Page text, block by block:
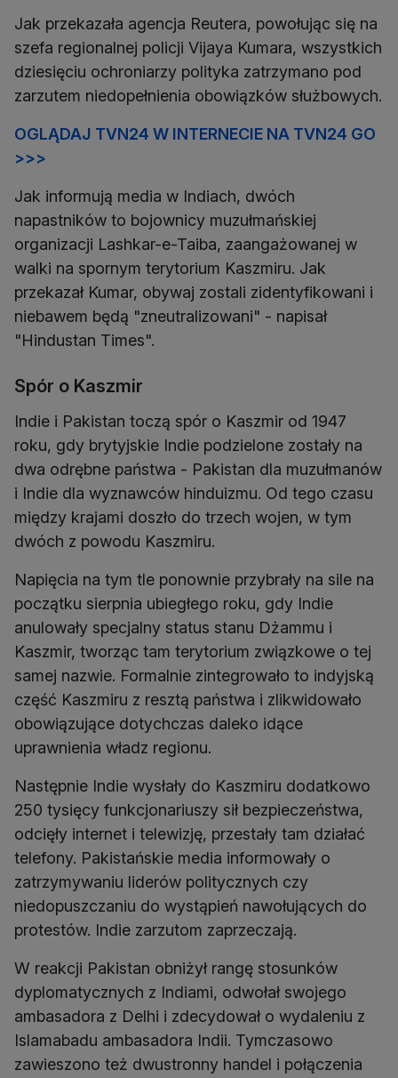
Jak przekazała agencja Reutera, powołując się na
szefa regionalnej policji Vijaya Kumara, wszystkich
dziesięciu ochroniarzy polityka zatrzymano pod
zarzutem niedopełnienia obowiązków służbowych.
OGLĄDAJ TVN24 W INTERNECIE NA TVN24 GO
>>>
Jak informują media w Indiach, dwóch
napastników to bojownicy muzułmańskiej
organizacji Lashkar-e-Taiba, zaangażowanej w
walki na spornym terytorium Kaszmiru. Jak
przekazał Kumar, obywaj zostali zidentyfikowani i
niebawem będą "zneutralizowani" - napisał
"Hindustan Times".
Spór o Kaszmir
Indie i Pakistan toczą spór o Kaszmir od 1947
roku, gdy brytyjskie Indie podzielone zostały na
dwa odrębne państwa - Pakistan dla muzułmanów
i Indie dla wyznawców hinduizmu. Od tego czasu
między krajami doszło do trzech wojen, w tym
dwóch z powodu Kaszmiru.
Napięcia na tym tle ponownie przybrały na sile na
początku sierpnia ubiegłego roku, gdy Indie
anulowały specjalny status stanu Dżammu i
Kaszmir, tworząc tam terytorium związkowe o tej
samej nazwie. Formalnie zintegrowało to indyjską
część Kaszmiru z resztą państwa i zlikwidowało
obowiązujące dotychczas daleko idące
uprawnienia władz regionu.
Następnie Indie wysłały do Kaszmiru dodatkowo
250 tysięcy funkcjonariuszy sił bezpieczeństwa,
odcięły internet i telewizję, przestały tam działać
telefony. Pakistańskie media informowały o
zatrzymywaniu liderów politycznych czy
niedopuszczaniu do wystąpień nawołujących do
protestów. Indie zarzutom zaprzeczają.
W reakcji Pakistan obniżył rangę stosunków
dyplomatycznych z Indiami, odwołał swojego
ambasadora z Delhi i zdecydował o wydaleniu z
Islamabadu ambasadora Indii. Tymczasowo
zawieszono też dwustronny handel i połączenia